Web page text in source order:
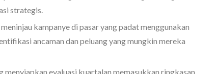
strategis.
kampanye di pasar yang padat menggunakan
ancaman dan peluang yang mungkin mereka
menyiapkan evaluasi kuartalan memasukkan ringkasan